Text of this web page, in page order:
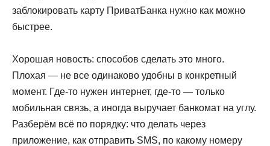
заблокировать карту ПриватБанка нужно как можно
быстрее.
Хорошая новость: способов сделать это много.
Плохая — не все одинаково удобны в конкретный
момент. Где-то нужен интернет, где-то — только
мобильная связь, а иногда выручает банкомат на углу.
Разберём всё по порядку: что делать через
приложение, как отправить SMS, по какому номеру